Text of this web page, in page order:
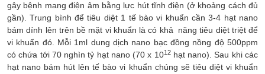
gây bệnh mang điện âm bằng lực hút tĩnh điện (ở khoảng cách đủ
gần). Trung bình để tiêu diệt 1 tế bào vi khuẩn cần 3-4 hạt nano
bám dính lên trên bề mặt vi khuẩn là có khả năng tiêu diệt triệt để
vi khuẩn đó. Mỗi 1ml dung dịch nano bạc đồng nồng độ 500ppm
có chứa tới 70 nghìn tỷ hạt nano (70 x 1012hạt nano). Sau khi các
hạt nano bám hút lên tế bào vi khuẩn chúng sẽ tiêu diệt vi khuẩn